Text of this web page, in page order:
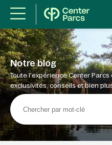
Notre blog
Toute l'expérience Center
exclusivités, conseils et bien